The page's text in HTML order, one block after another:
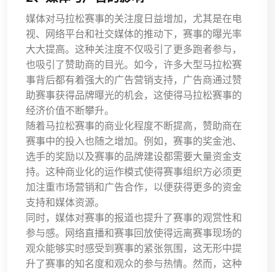
媒体对马拉松赛事的关注度日益增加，尤其是在电
视、网络平台和社交媒体的推动下，赛事的曝光率
大大提高。这种关注度不仅吸引了更多跑者参与，
也吸引了赞助商的目光。如今，许多大型马拉松赛
事背后都有着强大的广告营销支持，广告商通过赞
助赛事获得品牌曝光的机会，这使得马拉松赛事的
经济价值不断攀升。
随着马拉松赛事的商业化程度不断提高，赞助商在
赛事中的投入也随之增加。例如，赛事的奖金池、
选手的奖励以及赛事的品牌建设都需要大量资金支
持。这种商业化的运作模式使得赛事组织方必须更
加注重市场营销和广告合作，以便获得更多的资金
支持和媒体资源。
同时，媒体对赛事的报道也提升了赛事的观赏性和
参与感。网络直播和赛事回放使得远离赛事现场的
观众能够实时感受到赛事的紧张氛围，这无形中提
升了赛事的知名度和观众的参与热情。然而，这种